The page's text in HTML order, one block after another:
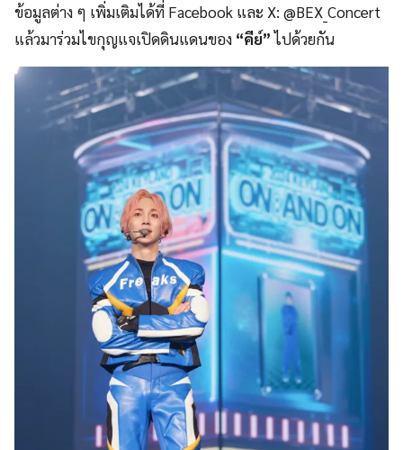
ข้อมูลต่าง ๆ เพิ่มเติมได้ที่ Facebook และ X: @BEX_Concert
แล้วมาร่วมไขกุญแจเปิดดินแดนของ “คีย์”ไปด้วยกัน